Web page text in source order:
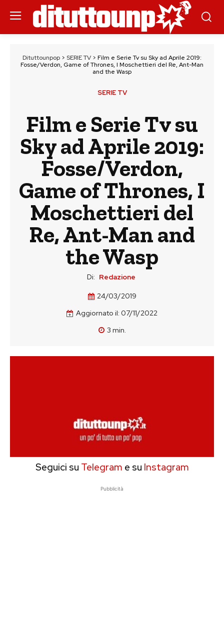
Dituttounpop > SERIE TV > Film e Serie Tv su Sky ad Aprile 2019:
Fosse/Verdon, Game of Thrones, I Moschettieri del Re, Ant-Man
and the Wasp
SERIE TV
Film e Serie Tv su
Sky ad Aprile 2019:
Fosse/Verdon,
Game of Thrones, I
Moschettieri del
Re, Ant-Man and
the Wasp
Di: Redazione
24/03/2019
Aggiornato il: 07/11/2022
3 min.
Seguici su Telegram e su Instagram
Pubblicità